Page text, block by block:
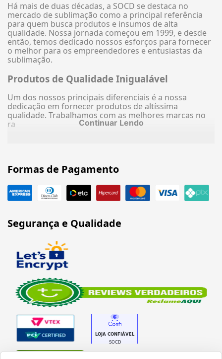
Há mais de duas décadas, a SOCD se destaca no
mercado de sublimação como a principal referência
para quem busca produtos e insumos de alta
qualidade. Nossa jornada começou em 1999, e desde
então, temos dedicado nossos esforços para fornecer
o melhor para os empreendedores e entusiastas da
sublimação.
Produtos de Qualidade Inigualável
Um dos nossos principais diferenciais é a nossa
dedicação em fornecer produtos de altíssima
qualidade. Trabalhamos com as melhores marcas no
ra
Continuar Lendo
Formas de Pagamento
Segurança e Qualidade